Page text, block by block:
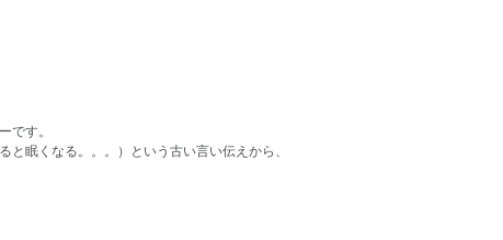
です。
眠くなる。。。）という古い言い伝えから、